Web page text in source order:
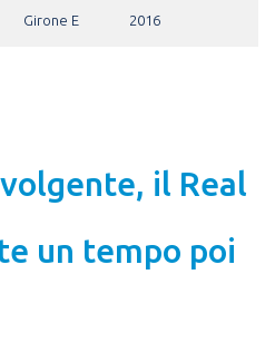
Girone E 2016
il Real
un tempo poi